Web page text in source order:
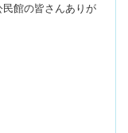
館の皆さんありが